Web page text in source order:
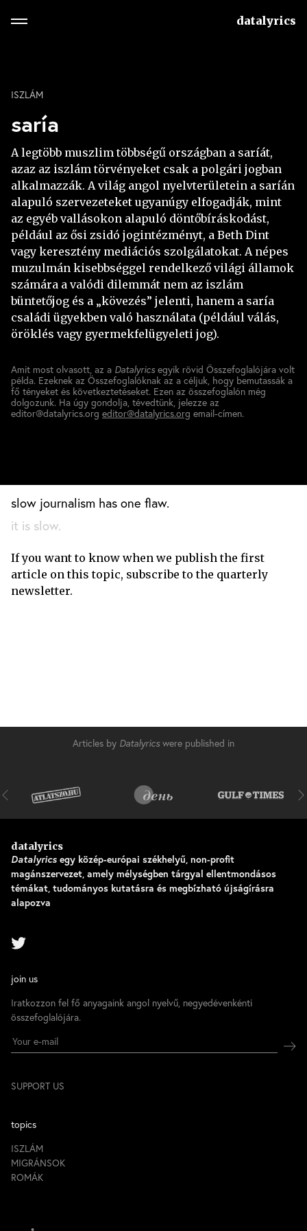
datalyrics
ISZLÁM
saría
A legtöbb muszlim többségű országban a saríát,
azaz az iszlám törvényeket csak a polgári jogban
alkalmazzák. A világ angol nyelvterületein a saríán
alapuló szervezeteket ugyanúgy elfogadják, mint
az egyéb vallásokon alapuló döntőbíráskodást,
például az ősi zsidó jogintézményt, a Beth Dint
vagy keresztény mediációs szolgálatokat. A népes
muzulmán kisebbséggel rendelkező világi államok
számára a valódi dilemmát nem az iszlám
büntetőjog és a „kövezés” jelenti, hanem a saría
családi ügyekben való használata (például válás,
öröklés vagy gyermekfelügyeleti jog).
Amit most olvasott, az a Datalyrics egyik rövid Összefoglalójára volt
példa. Ezeknek az Összefoglalóknak az a céljuk, hogy bemutassák a
fő tényeket és következtetéseket. Ezen az összefoglalón még
dolgozunk. Ha úgy gondolja, tévedtünk, jelezze az
editor@datalyrics.org editor@datalyrics.org email-címen.
slow journalism has one flaw.
it is slow.
If you want to know when we publish the first
article on this topic, subscribe to the quarterly
newsletter.
Articles by Datalyrics were published in
datalyrics
Datalyrics egy közép-európai székhelyű, non-profit
magánszervezet, amely mélységben tárgyal ellentmondásos
témákat, tudományos kutatásra és megbízható újságírásra
alapozva
join us
Iratkozzon fel fő anyagaink angol nyelvű, negyedévenkénti
összefoglalójára.
SUPPORT US
topics
ISZLÁM
MIGRÁNSOK
ROMÁK